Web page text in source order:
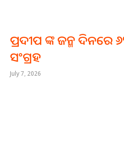
ପ୍ରଦୀପ ଙ୍କ ଜନ୍ମ ଦିନରେ
ସଂଗ୍ରହ
July 7, 2026